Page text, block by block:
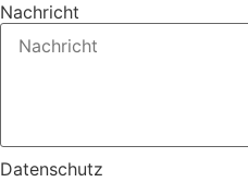
Nachricht
Datenschutz